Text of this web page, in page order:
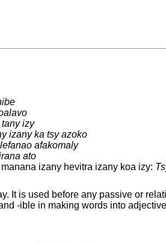
izy
izany ka tsy azoko
afakomaly
ato
izany hevitra izany koa izy:
It is used before any passive or
-ible in making words into